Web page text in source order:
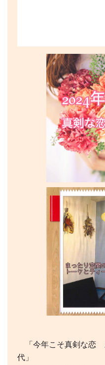
「今年こそ真剣な恋
代」